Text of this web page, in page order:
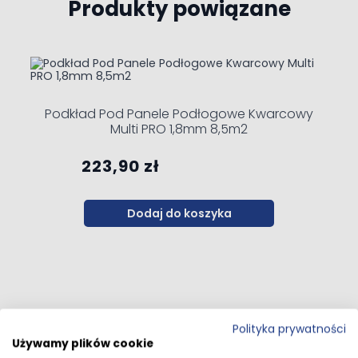
Produkty powiązane
Podkład Pod Panele Podłogowe Kwarcowy
Multi PRO 1,8mm 8,5m2
223,90 zł
Dodaj do koszyka
Polityka prywatności
Używamy plików cookie